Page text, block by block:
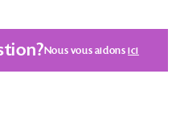
Nous vous aidonsici